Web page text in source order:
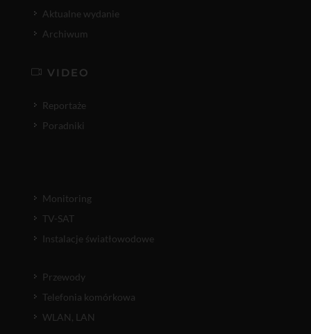
Aktualne wydanie
Archiwum
VIDEO
Reportaże
Poradniki
Monitoring
TV-SAT
Instalacje światłowodowe
Przewody
Telefonia komórkowa
WLAN, LAN